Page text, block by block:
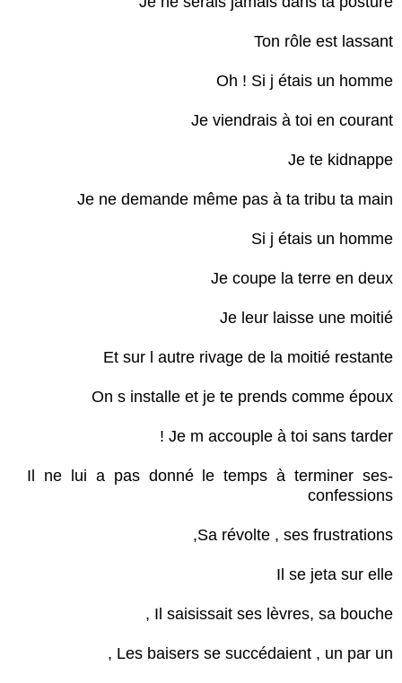
Ton rôle est lassant
Oh ! Si j étais un homme
Je viendrais à toi en courant
Je te kidnappe
Je ne demande même pas à ta tribu ta main
Si j étais un homme
Je coupe la terre en deux
Je leur laisse une moitié
Et sur l autre rivage de la moitié restante
On s installe et je te prends comme époux
Je m accouple à toi sans tarder !
-Il ne lui a pas donné le temps à terminer ses
confessions
Sa révolte , ses frustrations,
Il se jeta sur elle
Il saisissait ses lèvres, sa bouche ,
Les baisers se succédaient , un par un ,